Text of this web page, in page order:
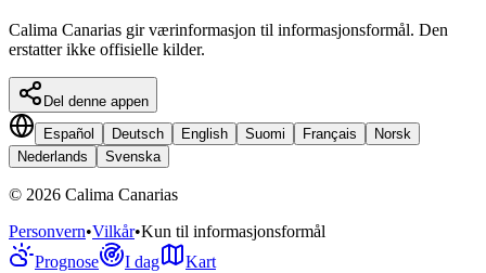
Calima Canarias gir værinformasjon til informasjonsformål. Den
erstatter ikke offisielle kilder.
Del denne appen
Español
Deutsch English Suomi Français
Norsk
Nederlands
Svenska
© 2026 Calima Canarias
Personvern•Vilkår•Kun til informasjonsformål
Prognose
I dag Kart